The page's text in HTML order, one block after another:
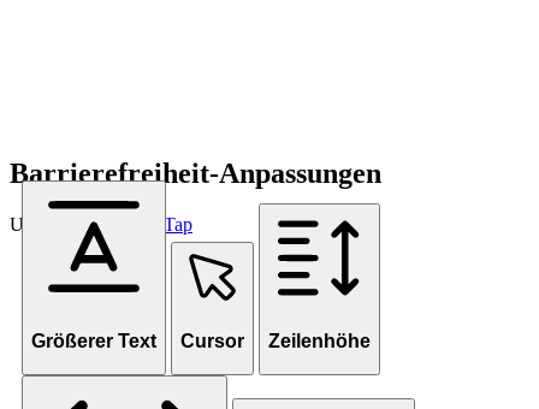
Barrierefreiheit-Anpassungen
Unterstützt von OneTap
Größerer Text Cursor Zeilenhöhe